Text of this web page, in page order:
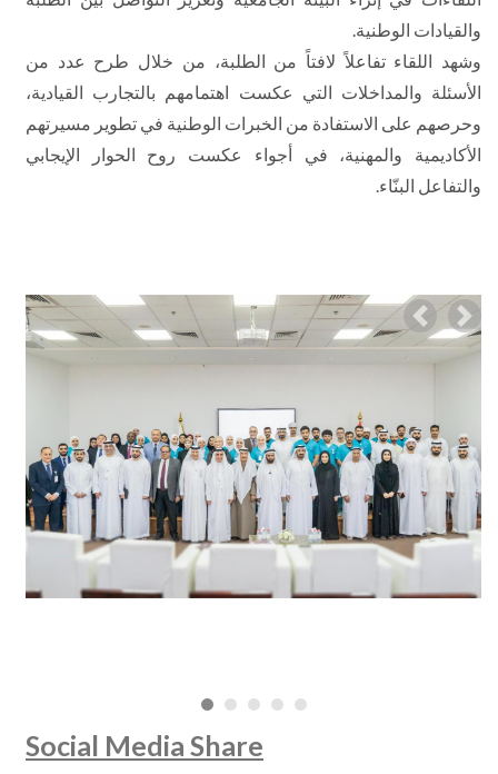
والقيادات الوطنية.
وشهد اللقاء تفاعلاً لافتاً من الطلبة، من خلال طرح عدد من
الأسئلة والمداخلات التي عكست اهتمامهم بالتجارب القيادية،
وحرصهم على الاستفادة من الخبرات الوطنية في تطوير مسيرتهم
الأكاديمية والمهنية، في أجواء عكست روح الحوار الإيجابي
والتفاعل البنّاء.
Previous
Social Media Share